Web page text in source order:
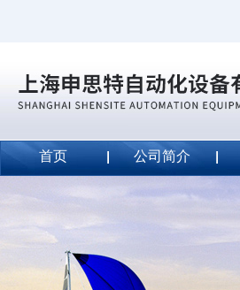
首页 公司简介